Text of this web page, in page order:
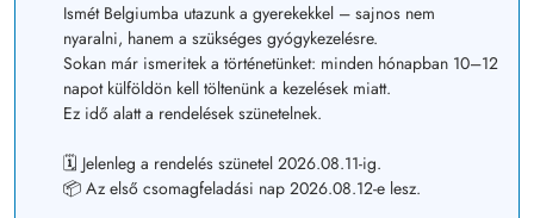
Ismét Belgiumba utazunk a gyerekekkel – sajnos nem
nyaralni, hanem a szükséges gyógykezelésre.
Sokan már ismeritek a történetünket: minden hónapban 10–12
napot külföldön kell töltenünk a kezelések miatt.
Ez idő alatt a rendelések szünetelnek.
🗓️ Jelenleg a rendelés szünetel 2026.08.11-ig.
📦 Az első csomagfeladási nap 2026.08.12-e lesz.